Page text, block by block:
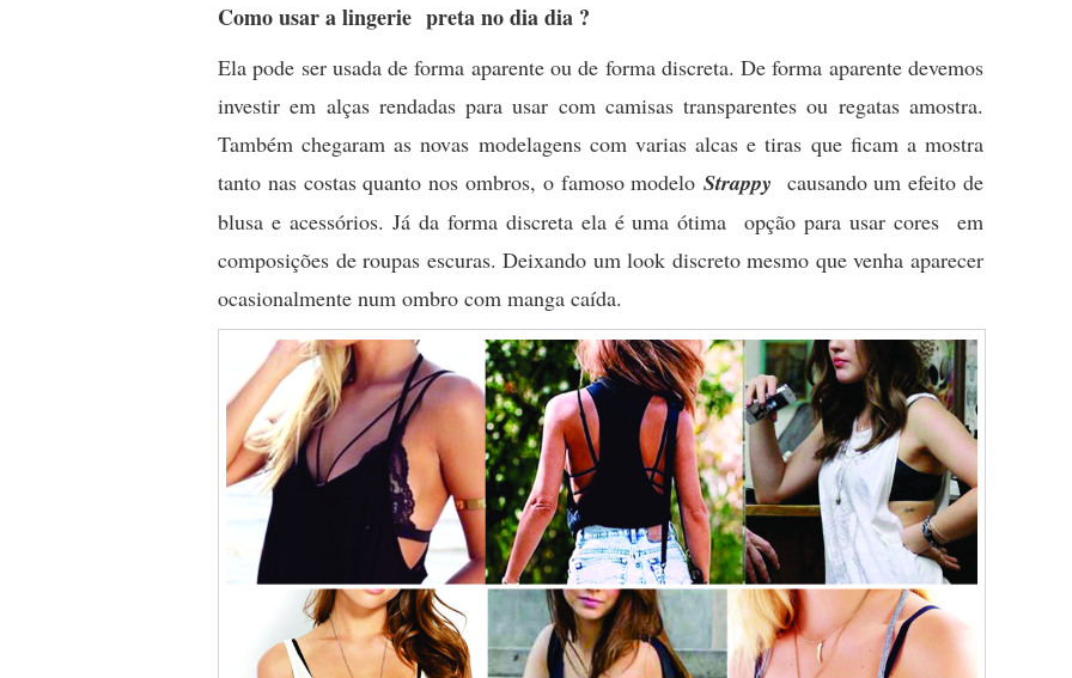
Como usar a lingerie preta no dia dia ?
Ela pode ser usada de forma aparente ou de forma discreta. De forma aparente devemos
investir em alças rendadas para usar com camisas transparentes ou regatas amostra.
Também chegaram as novas modelagens com varias alcas e tiras que ficam a mostra
tanto nas costas quanto nos ombros, o famoso modeloStrappy causando um efeito de
blusa e acessórios. Já da forma discreta ela é uma ótima opção para usar cores em
composições de roupas escuras. Deixando um look discreto mesmo que venha aparecer
ocasionalmente num ombro com manga caída.